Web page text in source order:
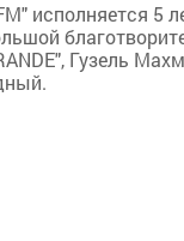
исполняется 5
Гузель